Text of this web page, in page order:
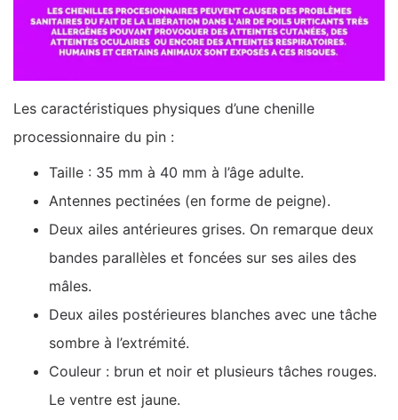
Les caractéristiques physiques d’une chenille
processionnaire du pin :
Taille : 35 mm à 40 mm à l’âge adulte.
Antennes pectinées (en forme de peigne).
Deux ailes antérieures grises. On remarque deux
bandes parallèles et foncées sur ses ailes des
mâles.
Deux ailes postérieures blanches avec une tâche
sombre à l’extrémité.
Couleur : brun et noir et plusieurs tâches rouges.
Le ventre est jaune.